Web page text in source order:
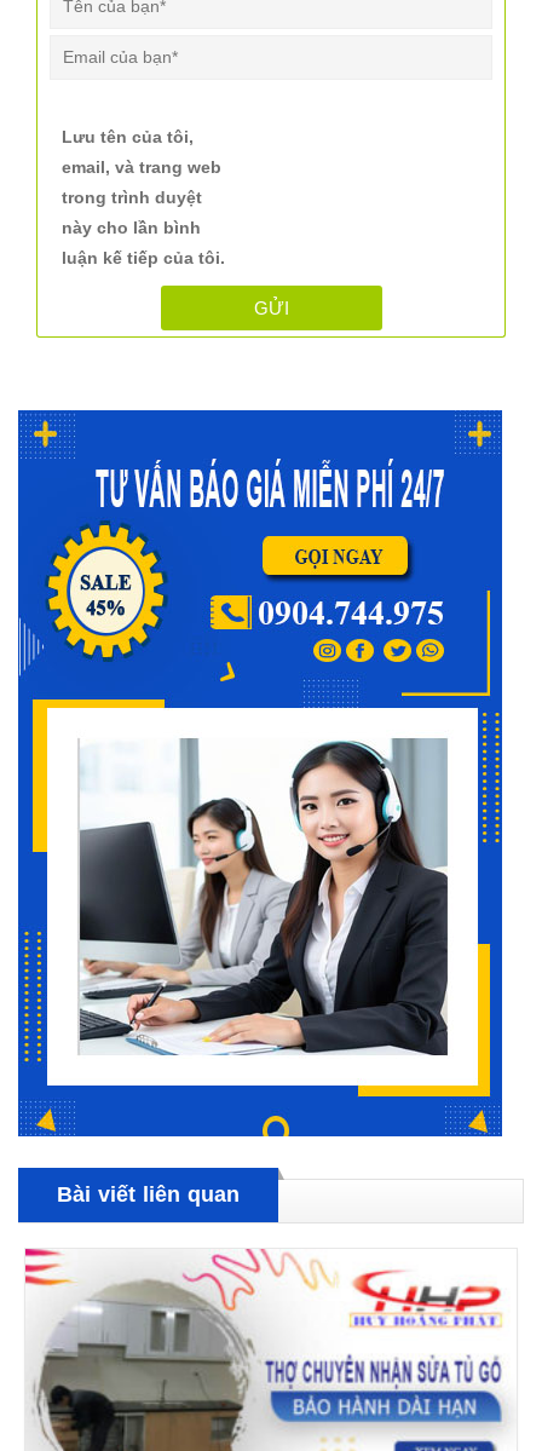
Lưu tên của tôi,
email, và trang web
trong trình duyệt
này cho lần bình
luận kế tiếp của tôi.
Bài viết liên quan